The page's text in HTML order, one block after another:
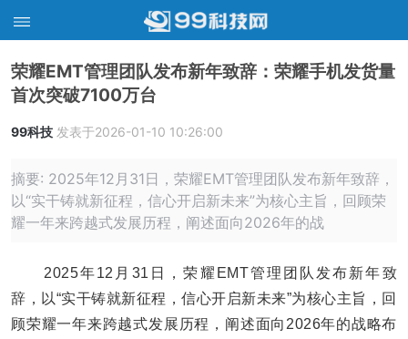
荣耀EMT管理团队发布新年致辞：荣耀手机发货量
首次突破7100万台
99科技 发表于2026-01-10 10:26:00
摘要: 2025年12月31日，荣耀EMT管理团队发布新年致辞，
以“实干铸就新征程，信心开启新未来”为核心主旨，回顾荣
耀一年来跨越式发展历程，阐述面向2026年的战
2025年12月31日，荣耀EMT管理团队发布新年致
辞，以“实干铸就新征程，信心开启新未来”为核心主旨，回
顾荣耀一年来跨越式发展历程，阐述面向2026年的战略布